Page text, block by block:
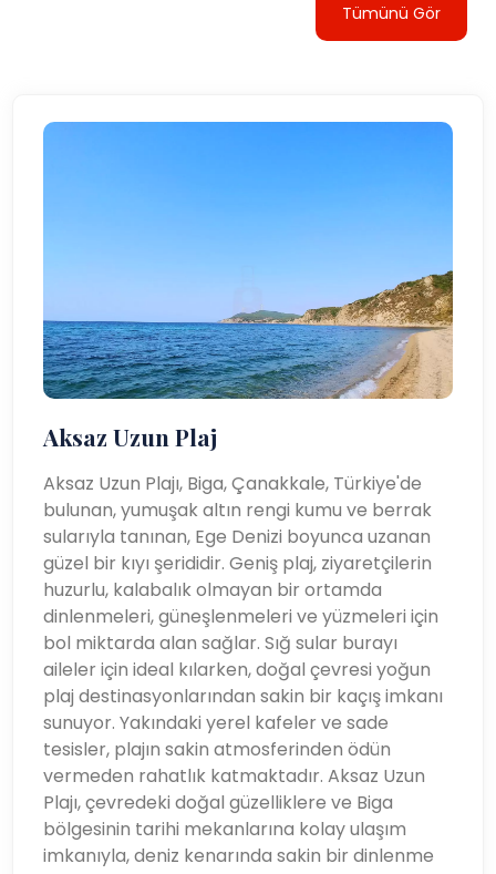
Tümünü Gör
Aksaz Uzun Plaj
Aksaz Uzun Plajı, Biga, Çanakkale, Türkiye'de
bulunan, yumuşak altın rengi kumu ve berrak
sularıyla tanınan, Ege Denizi boyunca uzanan
güzel bir kıyı şerididir. Geniş plaj, ziyaretçilerin
huzurlu, kalabalık olmayan bir ortamda
dinlenmeleri, güneşlenmeleri ve yüzmeleri için
bol miktarda alan sağlar. Sığ sular burayı
aileler için ideal kılarken, doğal çevresi yoğun
plaj destinasyonlarından sakin bir kaçış imkanı
sunuyor. Yakındaki yerel kafeler ve sade
tesisler, plajın sakin atmosferinden ödün
vermeden rahatlık katmaktadır. Aksaz Uzun
Plajı, çevredeki doğal güzelliklere ve Biga
bölgesinin tarihi mekanlarına kolay ulaşım
imkanıyla, deniz kenarında sakin bir dinlenme